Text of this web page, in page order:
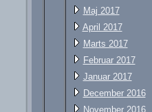
Maj 2017
April 2017
Marts 2017
Februar 2017
Januar 2017
December 2016
November 2016